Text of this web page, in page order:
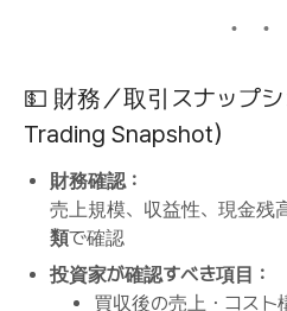
💵 財務／取引スナップ
Trading Snapshot）
財務確認：
売上規模、収益性、現金残
類で確認
投資家が確認すべき項目：
買収後の売上・コスト